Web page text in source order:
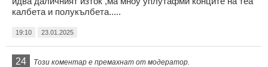
калбета и полукълбета.....
19:10 23.01.2025
24 Този коментар е премахнат от модератор.